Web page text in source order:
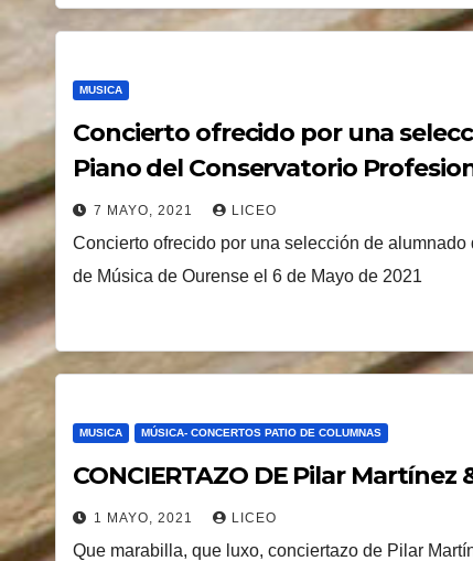
MUSICA
Concierto ofrecido por una
Piano del Conservatorio
de 2021
7 MAYO, 2021 LICEO
Concierto ofrecido por una selección de
de Música de Ourense el 6 de Mayo de 2021
MUSICA MÚSICA- CONCERTOS PATIO DE COLUMNAS
CONCIERTAZO DE Pilar Martínez
1 MAYO, 2021 LICEO
Que marabilla, que luxo, conciertazo de Pilar